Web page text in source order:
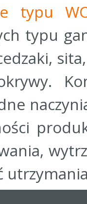
typu
typu